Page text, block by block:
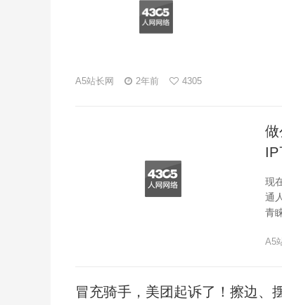
A5站长网 2年前 4305
做
IP
现
通
青
A5
冒充骑手，美团起诉了！擦边、